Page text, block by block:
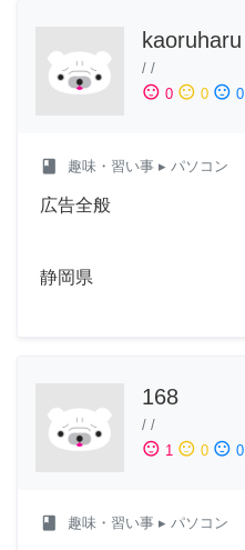
kaoruharu
/ /
sentiment_satisfied 0 sentiment_neutral 0 sentiment_dissatisfied 0
class 趣味・習い事 ▸ パソコン
広告全般
静岡県
168
/ /
sentiment_satisfied 1 sentiment_neutral 0 sentiment_dissatisfied 0
class 趣味・習い事 ▸ パソコン